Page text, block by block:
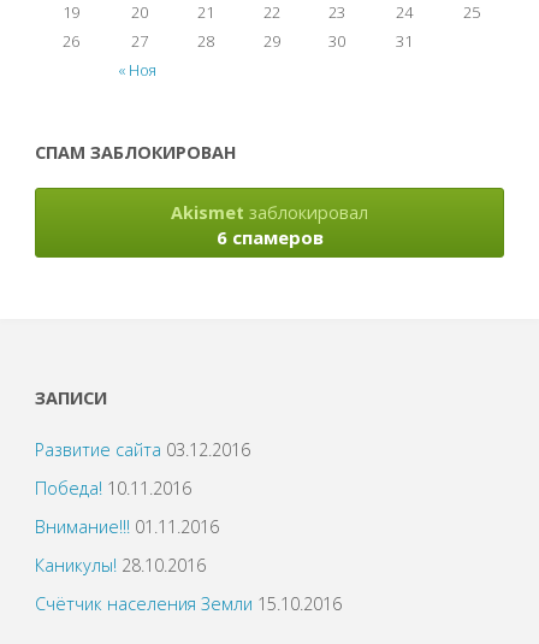
« Ноя
19
20 21 22 23 24
25
26
27 28 29 30 31
СПАМ ЗАБЛОКИРОВАН
Akismet заблокировал
6 спамеров
ЗАПИСИ
Развитие сайта 03.12.2016
Победа! 10.11.2016
Внимание!!! 01.11.2016
Каникулы! 28.10.2016
Счётчик населения Земли 15.10.2016